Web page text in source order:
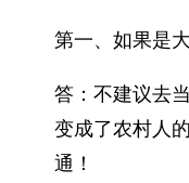
第一、如果是
答：不建议去
变成了农村人
通！